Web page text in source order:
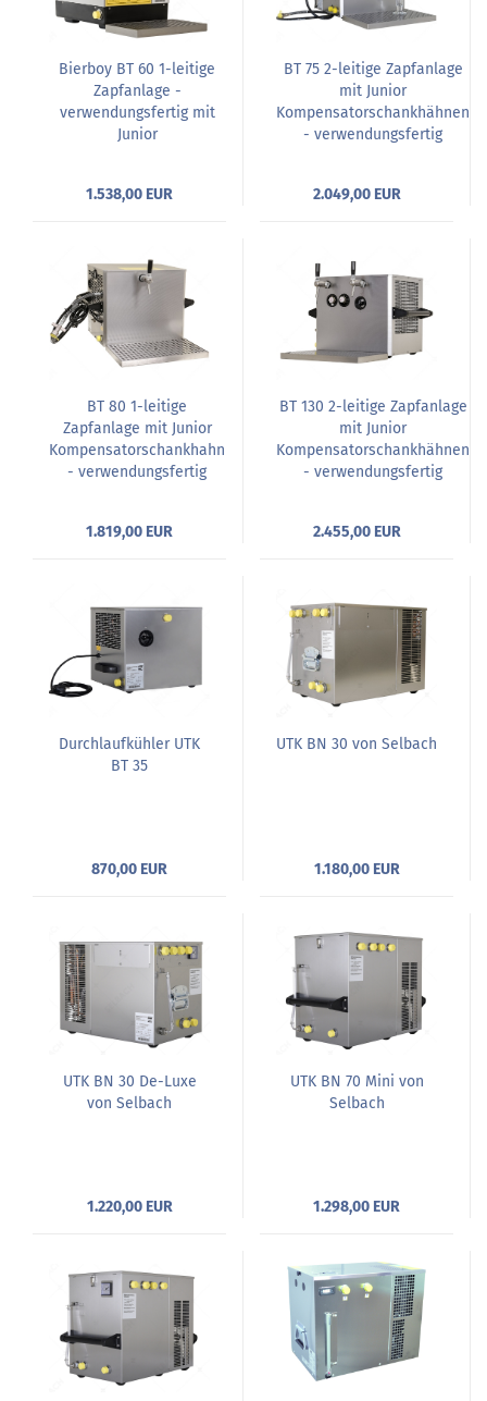
Bierboy BT 60 1-leitige
Zapfanlage -
verwendungsfertig mit
Junior
1.538,00 EUR
BT 75 2-leitige Zapfanlage
mit Junior
Kompensatorschankhähnen
- verwendungsfertig
2.049,00 EUR
BT 80 1-leitige
Zapfanlage mit Junior
Kompensatorschankhahn
- verwendungsfertig
1.819,00 EUR
BT 130 2-leitige Zapfanlage
mit Junior
Kompensatorschankhähnen
- verwendungsfertig
2.455,00 EUR
Durchlaufkühler UTK
BT 35
870,00 EUR
UTK BN 30 von Selbach
1.180,00 EUR
UTK BN 30 De-Luxe
von Selbach
1.220,00 EUR
UTK BN 70 Mini von
Selbach
1.298,00 EUR